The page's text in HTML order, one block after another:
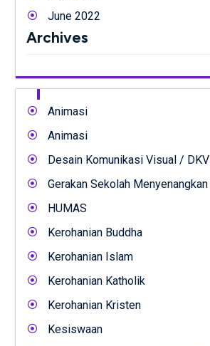
June 2022
Archives
Animasi
Animasi
Desain Komunikasi Visual / DKV
Gerakan Sekolah Menyenangkan
HUMAS
Kerohanian Buddha
Kerohanian Islam
Kerohanian Katholik
Kerohanian Kristen
Kesiswaan